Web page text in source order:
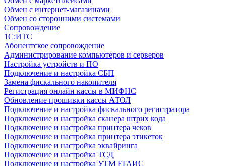
Обмен с интернет-магазинами
Обмен со сторонними системами
Сопровождение
1C:ИТС
Абонентское сопровождение
Администрирование компьютеров и серверов
Настройка устройств и ПО
Подключение и настройка СБП
Замена фискального накопителя
Регистрация онлайн кассы в МИФНС
Обновление прошивки кассы АТОЛ
Подключение и настройка фискального регистратора
Подключение и настройка сканера штрих кода
Подключение и настройка принтера чеков
Подключение и настройка принтера этикеток
Подключение и настройка эквайринга
Подключение и настройка ТСД
Подключение и настройка УТМ ЕГАИС